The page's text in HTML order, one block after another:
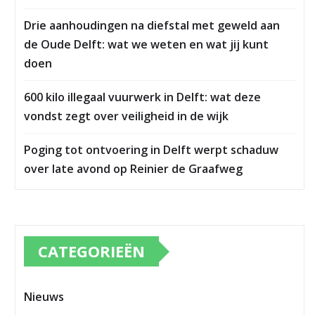
Drie aanhoudingen na diefstal met geweld aan
de Oude Delft: wat we weten en wat jij kunt
doen
600 kilo illegaal vuurwerk in Delft: wat deze
vondst zegt over veiligheid in de wijk
Poging tot ontvoering in Delft werpt schaduw
over late avond op Reinier de Graafweg
CATEGORIEËN
Nieuws